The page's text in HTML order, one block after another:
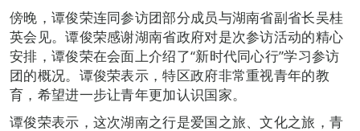
傍晚，谭俊荣连同参访团部分成员与湖南省副省长吴桂
英会见。谭俊荣感谢湖南省政府对是次参访活动的精心
安排，谭俊荣在会面上介绍了“新时代同心行”学习参访
团的概况。谭俊荣表示，特区政府非常重视青年的教
育，希望进一步让青年更加认识国家。
谭俊荣表示，这次湖南之行是爱国之旅、文化之旅，青